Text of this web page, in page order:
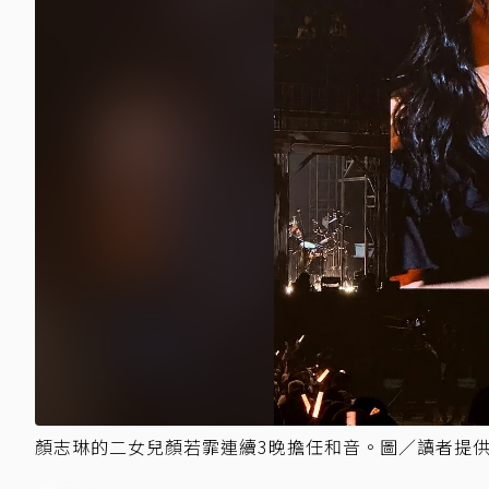
顏志琳的二女兒顏若霏連續3晚擔任和音。圖／讀者提